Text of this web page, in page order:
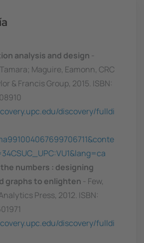
analysis and design
Maguire, Eamonn, CRC
& Francis Group, 2015. ISBN:
discovery/fulldi
numbers : designing
graphs to enlighten
- Few,
Press, 2012. ISBN:
discovery/fulldi